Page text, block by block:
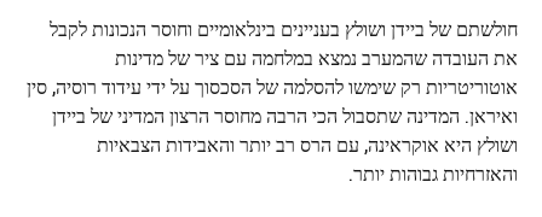
חולשתם של ביידן ושולץ בעניינים בינלאומיים וחוסר הנכונות לקבל
את העובדה שהמערב נמצא במלחמה עם ציר של מדינות
אוטוריטריות רק שימשו להסלמה של הסכסוך על ידי עידוד רוסיה, סין
ואיראן. המדינה שתסבול הכי הרבה מחוסר הרצון המדיני של ביידן
ושולץ היא אוקראינה, עם הרס רב יותר והאבידות הצבאיות
והאזרחיות גבוהות יותר.